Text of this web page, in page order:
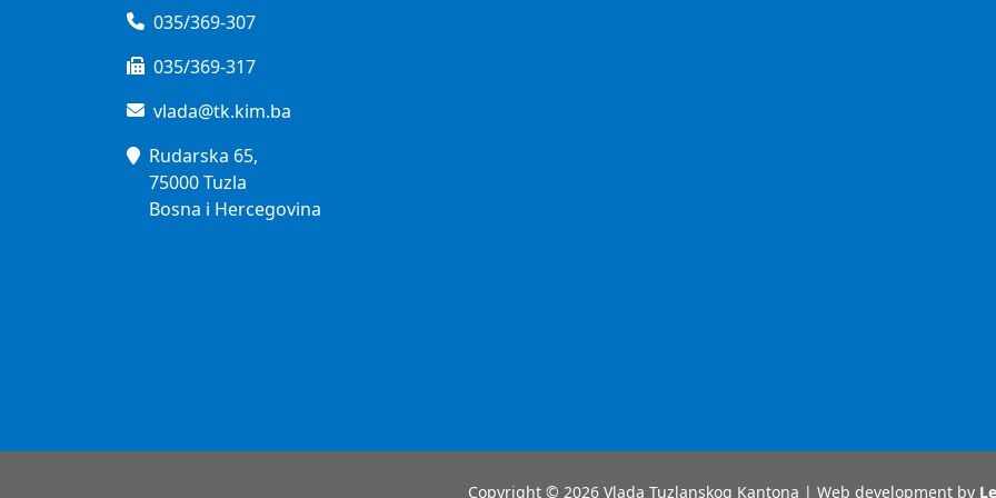
035/369-307
035/369-317
vlada@tk.kim.ba
Rudarska 65,
75000 Tuzla
Bosna i Hercegovina
Copyright © 2026 Vlada Tuzlanskog Kantona | Web development by